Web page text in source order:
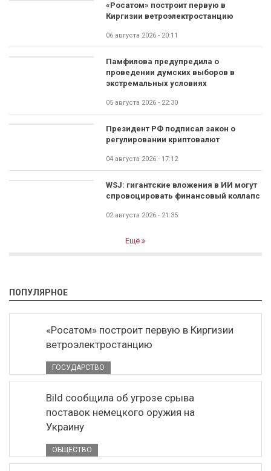
«Росатом» построит первую в
Киргизии ветроэлектростанцию
06 августа 2026 - 20:11
Памфилова предупредила о
проведении думских выборов в
экстремальных условиях
05 августа 2026 - 22:30
Президент РФ подписал закон о
регулировании криптовалют
04 августа 2026 - 17:12
WSJ: гигантские вложения в ИИ могут
спровоцировать финансовый коллапс
02 августа 2026 - 21:35
Ещё
ПОПУЛЯРНОЕ
«Росатом» построит первую в Киргизии
ветроэлектростанцию
ГОСУДАРСТВО
Bild сообщила об угрозе срыва
поставок немецкого оружия на
Украину
ОБЩЕСТВО